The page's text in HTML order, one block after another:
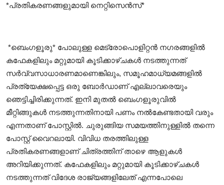
*പ്രതികരണങ്ങളുമായി നെറ്റിസെൻസ്*
*ബെംഗളൂരു* പോലുള്ള മെട്രോപൊളിറ്റൻ നഗരങ്ങളിൽ
കഫേകളിലും മറ്റുമായി കൂടിക്കാഴ്ചകൾ നടത്തുന്നത്
സർവ്വസാധാരണമാണെങ്കിലും, സമൂഹമാധ്യമങ്ങളിൽ
പ്രത്യേക്ഷപ്പെട്ട ഒരു ബോർഡാണ് എല്ലാവരെയും
ഞെട്ടിച്ചിരിക്കുന്നത്. ഇനി മുതൽ ബെംഗളൂരുവിൽ
മീറ്റിങ്ങുകൾ നടത്തുന്നതിനായി പണം നൽകേണ്ടതായി വരും
എന്നതാണ് പോസ്റ്റിൽ. ചുരുങ്ങിയ സമയത്തിനുള്ളിൽ തന്നെ
പോസ്റ്റ് വൈറലായി. വിവിധ തരത്തിലുള്ള
പ്രതികരണങ്ങളാണ് ചിത്രത്തിന് താഴെ ആളുകൾ
അറിയിക്കുന്നത്. കഫേകളിലും മറ്റുമായി കൂടിക്കാഴ്ചകൾ
നടത്തുന്നത് വിദേശ രാജ്യങ്ങളിലേത് എന്നപോലെ